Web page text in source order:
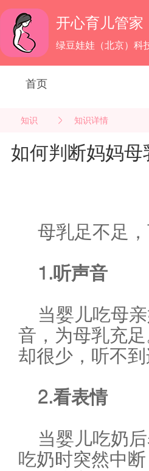
开心育儿管家
绿豆娃娃（北京）科
首页
知识 知识详情
如何判断妈妈母
母乳足不足
1.听声音
当婴儿吃母
音，为母乳充
却很少，听不
2.看表情
当婴儿吃奶
吃奶时突然中